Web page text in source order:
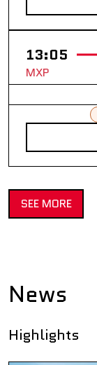
13:05
MXP
SEE MORE
News
Highlights